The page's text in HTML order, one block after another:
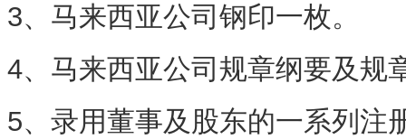
3、马来西亚公司钢印一枚。
4、马来西亚公司规章纲要及规
5、录用董事及股东的一系列注